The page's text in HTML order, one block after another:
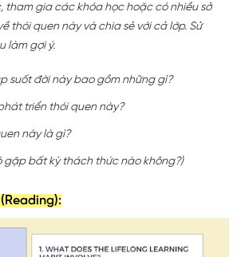
tham gia các khóa học hoặc có nhiều sở
thói quen này và chia sẻ với cả lớp. Sử
làm gợi ý.
suốt đời này bao gồm những gì?
triển thói quen này?
này là gì?
gặp bất kỳ thách thức nào không?)